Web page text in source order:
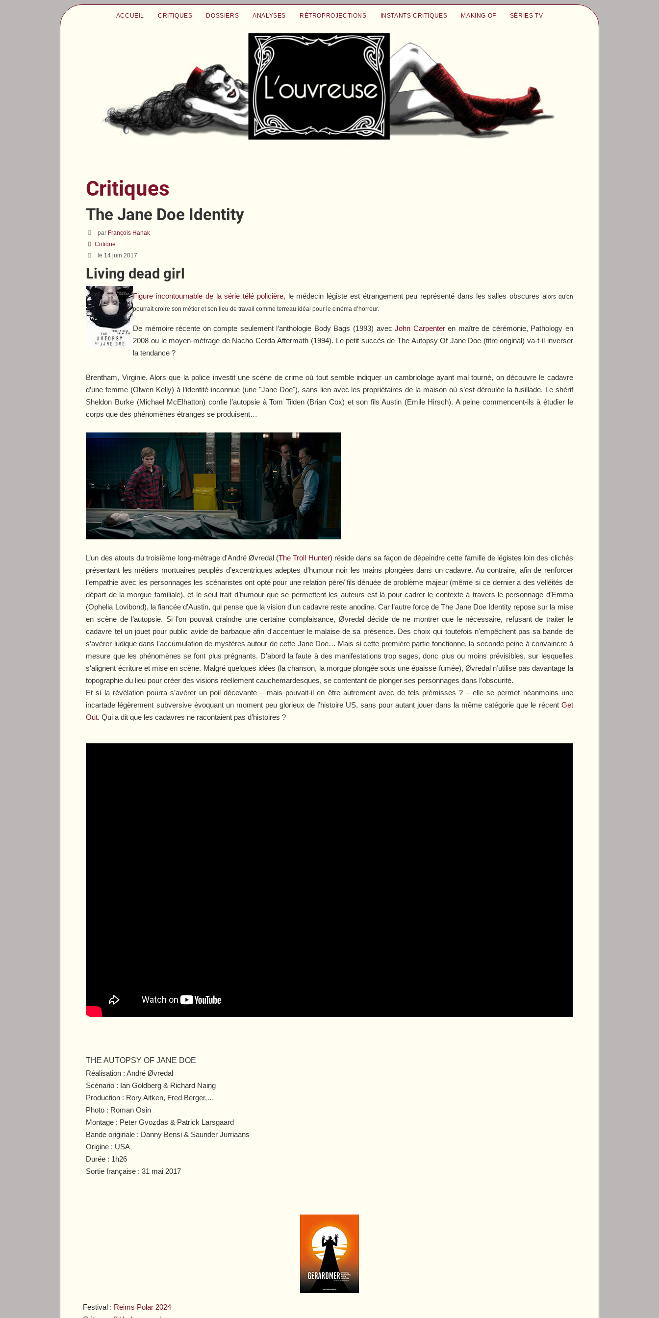
ACCUEIL CRITIQUES DOSSIERS ANALYSES RÉTROPROJECTIONS INSTANTS CRITIQUES MAKING OF SÉRIES TV
Festival : Reims Polar 2024
Critiques
The Jane Doe Identity
par François Hanak
Critique
le 14 juin 2017
Living dead girl
Figure incontournable de la série télé policière, le médecin légiste est étrangement peu représenté dans les salles obscures alors qu'on
pourrait croire son métier et son lieu de travail comme terreau idéal pour le cinéma d’horreur.
De mémoire récente on compte seulement l’anthologie Body Bags (1993) avecJohn Carpenteren maître de cérémonie, Pathology en
2008 ou le moyen-métrage de Nacho CerdaAftermath (1994). Le petit succès de The Autopsy Of Jane Doe (titre original) va-t-il inverser
la tendance ?
Brentham, Virginie. Alors que la police investit une scène de crime où tout semble indiquer un cambriolage ayant mal tourné, on découvre le cadavre
d’une femme (Olwen Kelly) à l’identité inconnue (une "Jane Doe"), sans lien avec les propriétaires de la maison où s’est déroulée la fusillade. Le shérif
Sheldon Burke (Michael McElhatton) confie l’autopsie à Tom Tilden (Brian Cox) et son fils Austin (Emile Hirsch). A peine commencent-ils à étudier le
corps que des phénomènes étranges se produisent…
L’un des atouts du troisième long-métrage d'André Øvredal (The Troll Hunter) réside dans sa façon de dépeindre cette famille de légistes loin des clichés
présentant les métiers mortuaires peuplés d’excentriques adeptes d'humour noir les mains plongées dans un cadavre. Au contraire, afin de renforcer
l’empathie avec les personnages les scénaristes ont opté pour une relation père/ fils dénuée de problème majeur (même si ce dernier a des velléités de
départ de la morgue familiale), et le seul trait d’humour que se permettent les auteurs est là pour cadrer le contexte à travers le personnage d’Emma
(Ophelia Lovibond), la fiancée d’Austin, qui pense que la vision d'un cadavre reste anodine. Car l’autre force deThe Jane Doe Identityrepose sur la mise
en scène de l’autopsie. Si l’on pouvait craindre une certaine complaisance, Øvredal décide de ne montrer que le nécessaire, refusant de traiter le
cadavre tel un jouet pour public avide de barbaque afin d'accentuer le malaise de sa présence. Des choix qui toutefois n'empêchent pas sa bande de
s’avérer ludique dans l'accumulation de mystères autour de cette Jane Doe… Mais si cette première partie fonctionne, la seconde peine à convaincre à
mesure que les phénomènes se font plus prégnants. D’abord la faute à des manifestations trop sages, donc plus ou moins prévisibles, sur lesquelles
s'alignent écriture et mise en scène. Malgré quelques idées (la chanson, la morgue plongée sous une épaisse fumée), Øvredal n’utilise pas davantage la
topographie du lieu pour créer des visions réellement cauchemardesques, se contentant de plonger ses personnages dans l’obscurité.
Et si la révélation pourra s’avérer un poil décevante – mais pouvait-il en être autrement avec de tels prémisses ? – elle se permet néanmoins une
incartade légèrement subversive évoquant un moment peu glorieux de l’histoire US, sans pour autant jouer dans la même catégorie que le récent Get
Out. Qui a dit que les cadavres ne racontaient pas d’histoires ?
THE AUTOPSY OF JANE DOE
Réalisation : André Øvredal
Scénario : Ian Goldberg & Richard Naing
Production : Rory Aitken, Fred Berger,…
Photo : Roman Osin
Montage : Peter Gvozdas & Patrick Larsgaard
Bande originale : Danny Bensi & Saunder Jurriaans
Origine : USA
Durée : 1h26
Sortie française : 31 mai 2017